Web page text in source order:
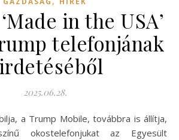
in the USA’
telefonjának
2025.06.28.
okostelefonjukat az Egyesült